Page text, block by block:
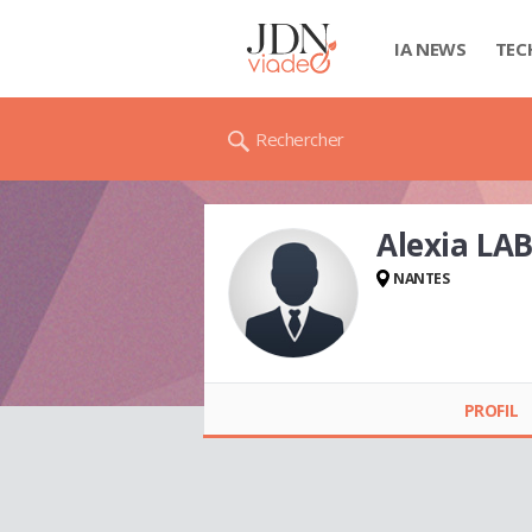
IA NEWS
Rechercher
Alexia
NANTES
PROFIL